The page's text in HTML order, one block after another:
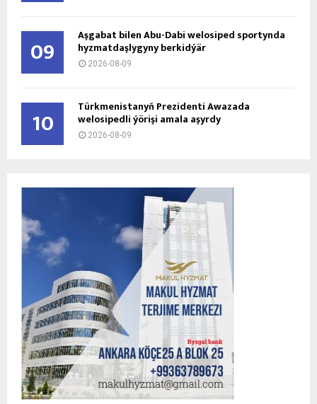
09 Aşgabat bilen Abu-Dabi welosiped sportynda
hyzmatdaşlygyny berkidýär
2026-08-09
10 Türkmenistanyň Prezidenti Awazada
welosipedli ýörişi amala aşyrdy
2026-08-09